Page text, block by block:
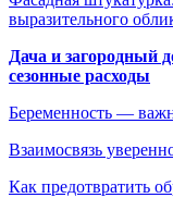
выразительного
Дача и загородный
сезонные расходы
Беременность —
Взаимосвязь
Как предотвратить